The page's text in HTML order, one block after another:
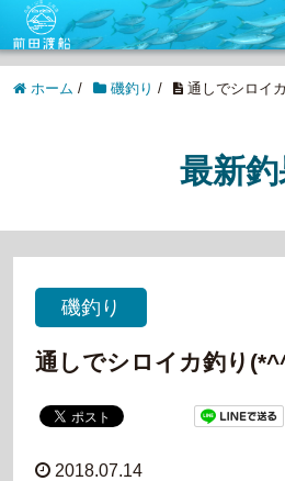
ホーム / 磯釣り / 通しでシロイ
最新
磯釣り
通しでシロイカ釣り
2018.07.14